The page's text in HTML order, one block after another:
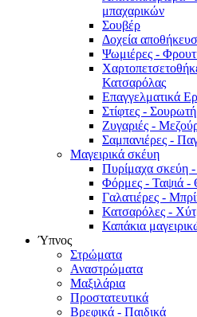
μπαχαρικών
Σουβέρ
Δοχεία
Ψωμιέρες -
Κατσαρόλας
Επαγγελματικά
Στίφτες -
Ζυγαριές -
Σαμπανιέρες -
Μαγειρικά σκέυη
Πυρίμαχα σκεύη -
Φόρμες - Ταψιά -
Γαλατιέρες -
Κατσαρόλες -
Καπάκια
Ύπνος
Στρώματα
Αναστρώματα
Μαξιλάρια
Προστατευτικά
Βρεφικά - Παιδικά